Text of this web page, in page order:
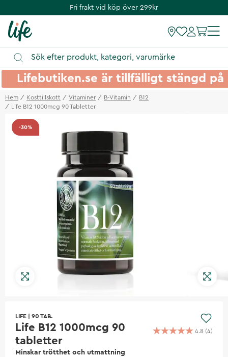
Fri frakt vid köp över 299kr
Lifebutiken.se är tillfälligt stängd
Hem Kosttillskott Vitaminer B-Vitamin
B12
Life B12 1000mcg 90 Tabletter
-30%
LIFE 90 TAB.
Life B12 1000mcg 90
tabletter
Minskar trötthet och utmattning
4.8 (4)